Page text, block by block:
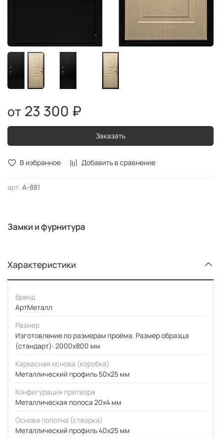
В избранное Добавить в сравнение
арт. А-881
23 300 ₽
Заказать
Замки и фурнитура
Характеристики
Бренд
АртМеталл
Размер
Изготовление по размерам проёма. Размер образца
(стандарт): 2000x800 мм
Каркасная основа (коробка)
Металлический профиль 50x25 мм
Конфигурация притвора
Металлическая полоса 20x4 мм
Основа полотна (створка)
Металлический профиль 40x25 мм